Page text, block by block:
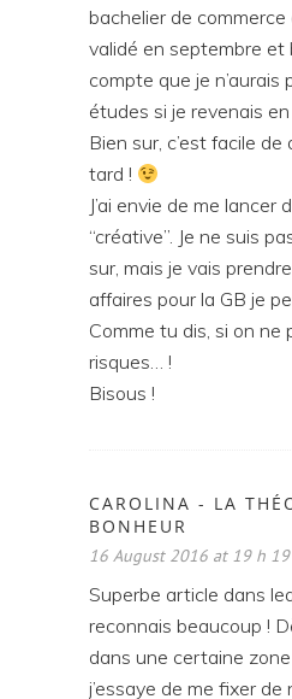
bachelier de
validé en septembre et
compte que je n’aurais
études si je revenais en
Bien sur, c’est facile
tard !
J’ai envie de me lancer
“créative”. Je ne suis
sur, mais je vais
affaires pour la GB je
Comme tu dis, si on ne
risques… !
Bisous !
CAROLINA - LA
BONHEUR
16 August 2016 at 19 h
Superbe article dans
reconnais beaucoup !
dans une certaine
j’essaye de me fixer de